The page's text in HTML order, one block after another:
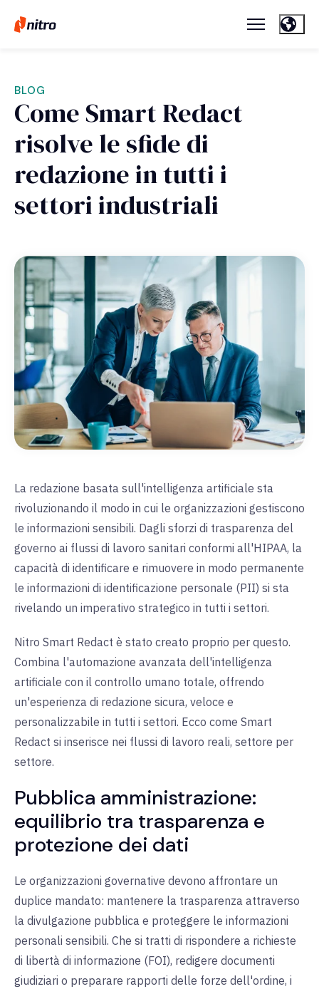
BLOG
Come Smart Redact
risolve le sfide di
redazione in tutti i
settori industriali
La redazione basata sull'intelligenza artificiale sta
rivoluzionando il modo in cui le organizzazioni gestiscono
le informazioni sensibili. Dagli sforzi di trasparenza del
governo ai flussi di lavoro sanitari conformi all'HIPAA, la
capacità di identificare e rimuovere in modo permanente
le informazioni di identificazione personale (PII) si sta
rivelando un imperativo strategico in tutti i settori.
Nitro Smart Redact è stato creato proprio per questo.
Combina l'automazione avanzata dell'intelligenza
artificiale con il controllo umano totale, offrendo
un'esperienza di redazione sicura, veloce e
personalizzabile in tutti i settori. Ecco come Smart
Redact si inserisce nei flussi di lavoro reali, settore per
settore.
Pubblica amministrazione:
equilibrio tra trasparenza e
protezione dei dati
Le organizzazioni governative devono affrontare un
duplice mandato: mantenere la trasparenza attraverso
la divulgazione pubblica e proteggere le informazioni
personali sensibili. Che si tratti di rispondere a richieste
di libertà di informazione (FOI), redigere documenti
giudiziari o preparare rapporti delle forze dell'ordine, i